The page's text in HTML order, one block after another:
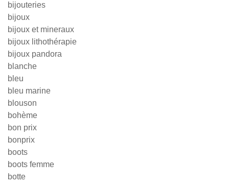
bijouteries
bijoux
bijoux et mineraux
bijoux lithothérapie
bijoux pandora
blanche
bleu
bleu marine
blouson
bohème
bon prix
bonprix
boots
boots femme
botte